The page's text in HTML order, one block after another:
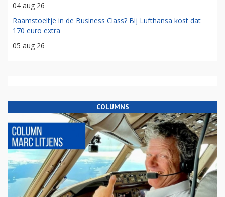
04 aug 26
Raamstoeltje in de Business Class? Bij Lufthansa kost dat
170 euro extra
05 aug 26
COLUMNS